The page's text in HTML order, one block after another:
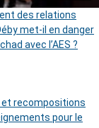
des relations
met-il en danger
avec l’AES ?
recompositions
pour le